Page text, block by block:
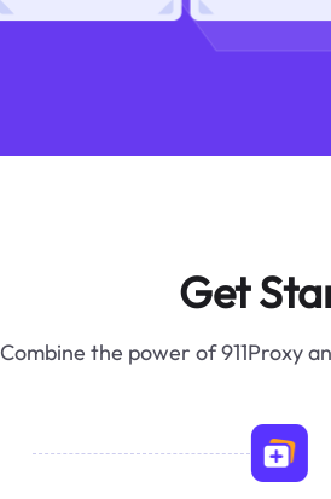
Get
Combine the power of 911Proxy